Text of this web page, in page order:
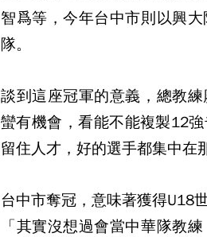
智爲等，今年台中市則以興
隊。
談到這座冠軍的意義，總教
蠻有機會，看能不能複製12
留住人才，好的選手都集中在
台中市奪冠，意味著獲得U18
「其實沒想過會當中華隊教